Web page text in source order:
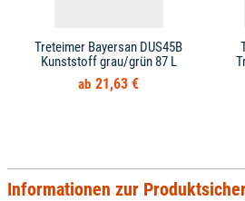
Treteimer Bayersan DUS45B
Kunststoff grau/grün 87 L
21,63 €
Informationen zur